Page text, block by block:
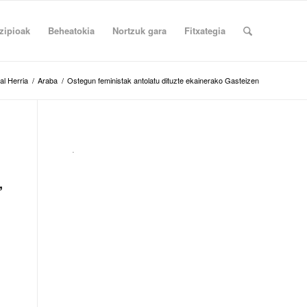
Beheatokia Nortzuk gara Fitxategia
Herria / Araba / Ostegun feministak antolatu dituzte ekainerako Gasteizen
.